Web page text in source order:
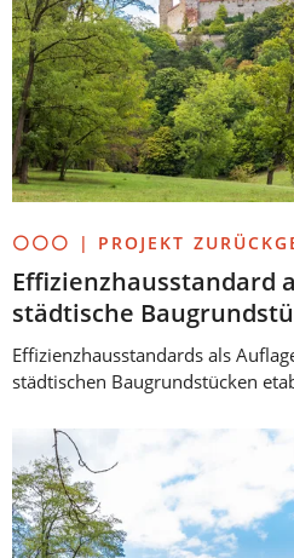
⚪⚪⚪ | PROJEKT
Effizienzhausstandard
städtische
Effizienzhausstandards als
städtischen Baugrundstücken